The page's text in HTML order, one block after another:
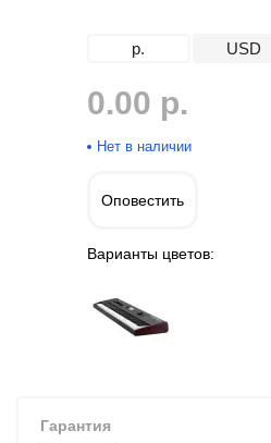
р. USD
0.00 р.
Нет в наличии
Оповестить
Варианты цветов:
Гарантия